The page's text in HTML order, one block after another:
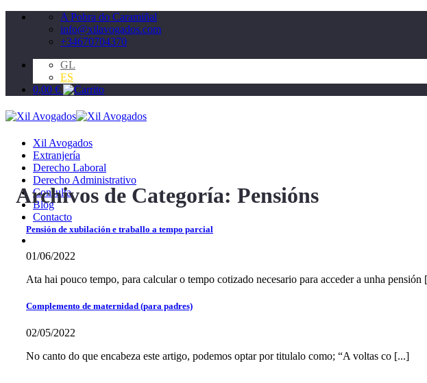
Saltar
A Pobra do Caramiñal
info@xilavogados.com
+34670704370
GL
ES
0,00 €
Xil Avogados
Extranjería
Derecho Laboral
Derecho Administrativo
Consulta
Blog
Contacto
Archivos de Categoría: Pensións
Pensión de xubilación e traballo a tempo parcial
01/06/2022
Ata hai pouco tempo, para calcular o tempo cotizado necesario para acceder a unha pensión
Complemento de maternidad (para padres)
02/05/2022
No canto do que encabeza este artigo, podemos optar por titulalo como; “A voltas co [...]